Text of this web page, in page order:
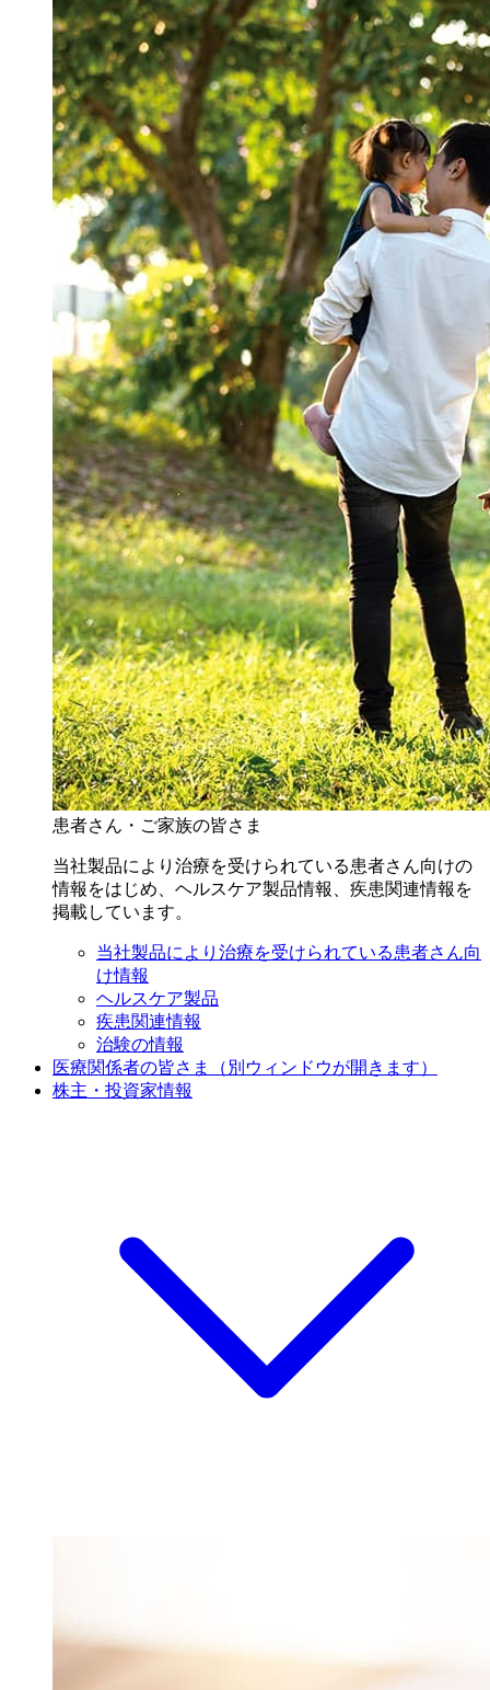
患者さん・ご家族の皆さま
当社製品により治療を受けられている患者さん向けの
情報をはじめ、ヘルスケア製品情報、疾患関連情報を
掲載しています。
当社製品により治療を受けられている患者さん向
け情報
ヘルスケア製品
疾患関連情報
治験の情報
医療関係者の皆さま
（別ウィンドウが開きます）
株主・投資家情報